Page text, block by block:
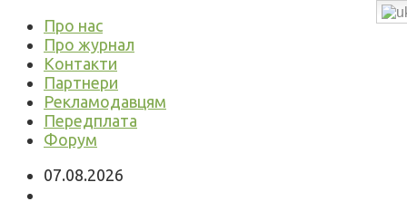
Про нас
Про журнал
Контакти
Партнери
Рекламодавцям
Передплата
Форум
07.08.2026